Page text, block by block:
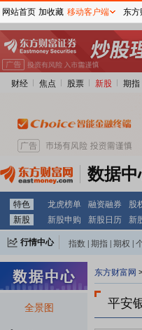
财经 焦点 股票 新股 期指
数据中
特色 龙虎榜单 融资融券 股
新股
新股申购 新股日历 新
行情中心 指数 期指 期权
全景图
东方财富网
平安
网站首页 加收藏 移动客户端 东方